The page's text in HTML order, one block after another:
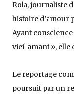
Rola, journaliste
histoire d’amour
Ayant
vieil amant », elle
Le reportage
poursuit par un